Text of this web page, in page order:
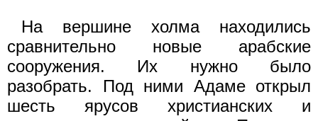
На вершине холма находились
сравнительно новые арабские
сооружения. Их нужно было
разобрать. Под ними Адаме открыл
шесть ярусов христианских и